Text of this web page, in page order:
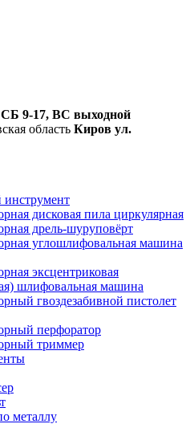
СБ 9-17, ВС выходной
область Киров ул.
дисковая пила циркулярная
дрель-шуруповёрт
углошлифовальная машина
эксцентриковая
шлифовальная машина
гвоздезабивной пистолет
перфоратор
триммер
металлу